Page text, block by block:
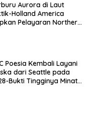
Aurora di Laut
Holland America
Pelayaran Northern
Poesia Kembali Layani
dari Seattle pada
Bukti Tingginya Minat